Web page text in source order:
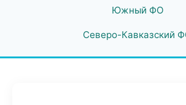
Южный ФО
Северо-Кавказский